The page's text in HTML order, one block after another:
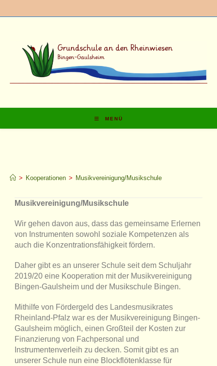
MENÜ
> Kooperationen > Musikvereinigung/Musikschule
Musikvereinigung/Musikschule
Wir gehen davon aus, dass das gemeinsame Erlernen
von Instrumenten sowohl soziale Kompetenzen als
auch die Konzentrationsfähigkeit fördern.
Daher gibt es an unserer Schule seit dem Schuljahr
2019/20 eine Kooperation mit der Musikvereinigung
Bingen-Gaulsheim und der Musikschule Bingen.
Mithilfe von Fördergeld des Landesmusikrates
Rheinland-Pfalz war es der Musikvereinigung Bingen-
Gaulsheim möglich, einen Großteil der Kosten zur
Finanzierung von Fachpersonal und
Instrumentenverleih zu decken. Somit gibt es an
unserer Schule nun eine Blockflötenklasse für